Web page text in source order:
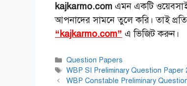
kajkarmo.com এমন একটি
আপনাদের সামনে তুলে করি। তাই
“kajkarmo.com” এ ভিজিট করুন।
Categories
Question Papers
Tags
WBP SI Preliminary Question Paper
WBP Constable Preliminary Question